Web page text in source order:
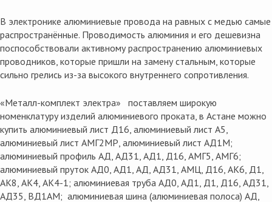
В электронике алюминиевые провода на равных с медью самые
распространённые. Проводимость алюминия и его дешевизна
поспособствовали активному распространению алюминиевых
проводников, которые пришли на замену стальным, которые
сильно грелись из-за высокого внутреннего сопротивления.
«Металл-комплект электра» поставляем широкую
номенклатуру изделий алюминиевого проката, в Астане можно
купить алюминиевый лист Д16, алюминиевый лист А5,
алюминиевый лист АМГ2МР, алюминиевый лист АД1М;
алюминиевый профиль АД, АД31, АД1, Д16, АМГ5, АМГ6;
алюминиевый пруток АД0, АД1, АД, АД31, АМЦ, Д16, АК6, Д1,
АК8, АК4, АК4-1; алюминиевая труба АД0, АД1, Д1, Д16, АД31,
АД35, ВД1АМ; алюминиевая шина (алюминиевая полоса) АД,